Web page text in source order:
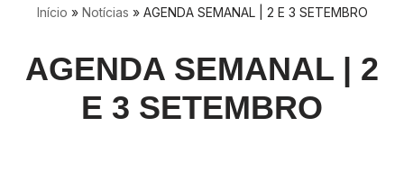
Início » Notícias » AGENDA SEMANAL | 2 E 3 SETEMBRO
AGENDA SEMANAL | 2
E 3 SETEMBRO